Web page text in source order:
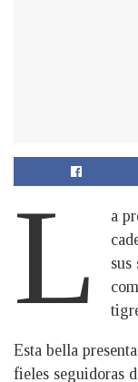
L
a
sus
Esta bella
fieles seguidoras